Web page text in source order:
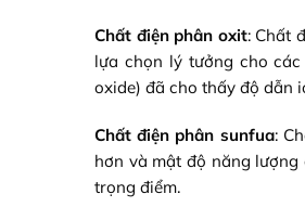
Chất điện phân oxit: Chất
lựa chọn lý tưởng cho
oxide) đã cho thấy độ dẫn
Chất điện phân sunfua:
hơn và mật độ năng
trọng điểm.